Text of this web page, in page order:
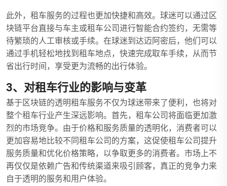
此外，租车服务的过程也更加快捷和高效。球迷可以通过区
块链平台直接与车主或租车公司进行智能合约签约，无需等
待繁琐的人工审核或手续。在球迷到达迈阿密后，他们可以
通过手机轻松地找到租车地点，快速完成取车手续，从而节
省出行时间，享受更为流畅的出行体验。
3、对租车行业的影响与变革
基于区块链的透明租车服务不仅为球迷带来了便利，也将对
整个租车行业产生深远影响。首先，租车公司将面临更加激
烈的市场竞争。由于价格和服务质量的透明化，消费者可以
更加容易地比较不同租车公司的方案，这促使租车公司提升
服务质量和优化价格策略，以争取更多的消费者。市场上不
再仅仅是依赖广告和传统渠道来吸引顾客，真正的竞争力来
自于透明的服务和用户体验。